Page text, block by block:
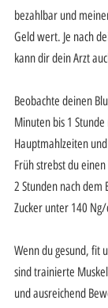
bezahlbar und
Geld wert. Je nach
kann dir dein Arzt
Beobachte deinen
Minuten bis 1
Hauptmahlzeiten
Früh strebst du
2 Stunden nach dem
Zucker unter 140
Wenn du gesund, fit
sind trainierte
und ausreichend